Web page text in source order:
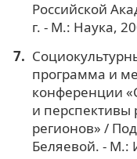
Российской
г. - М.: Наука,
программа и
конференции
и перспективы
регионов» /
Беляевой. - М.: